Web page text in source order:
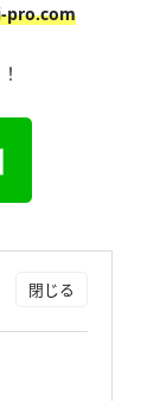
pro.com